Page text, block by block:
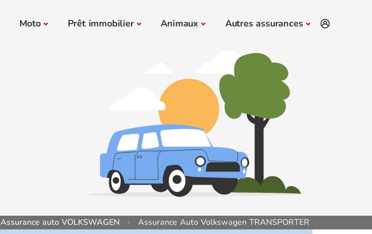
Moto Prêt immobilier Animaux Autres assurances
Assurance auto VOLKSWAGEN Assurance Auto Volkswagen TRANSPORTER